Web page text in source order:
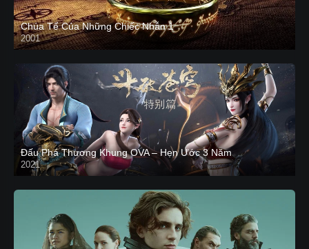
Chúa Tể Của Những Chiếc Nhẫn 1
2001
Đấu Phá Thương Khung OVA – Hẹn Ước 3 Năm
2021